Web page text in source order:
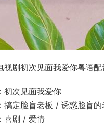
视剧初次见面我爱你粤语
初次见面我爱你
搞定脸盲老板 / 诱惑脸盲
喜剧 / 爱情